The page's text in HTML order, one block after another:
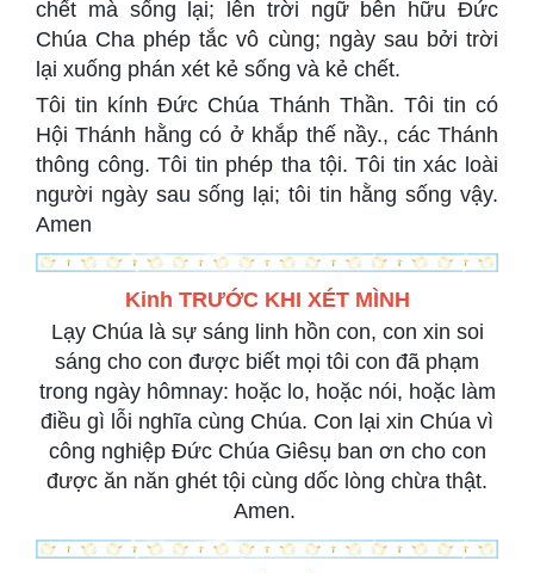
chết mà sống lại; lên trời ngữ bên hữu Đức
Chúa Cha phép tắc vô cùng; ngày sau bởi trời
lại xuống phán xét kẻ sống và kẻ chết.
Tôi tin kính Đức Chúa Thánh Thần. Tôi tin có
Hội Thánh hằng có ở khắp thế nầy., các Thánh
thông công. Tôi tin phép tha tội. Tôi tin xác loài
người ngày sau sống lại; tôi tin hằng sống vậy.
Amen
Kinh TRƯỚC KHI XÉT MÌNH
Lạy Chúa là sự sáng linh hồn con, con xin soi
sáng cho con được biết mọi tôi con đã phạm
trong ngày hômnay: hoặc lo, hoặc nói, hoặc làm
điều gì lỗi nghĩa cùng Chúa. Con lại xin Chúa vì
công nghiệp Đức Chúa Giêsụ ban ơn cho con
được ăn năn ghét tội cùng dốc lòng chừa thật.
Amen.